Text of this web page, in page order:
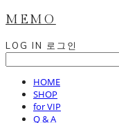
MEMO
LOG IN 로그인
HOME
SHOP
for VIP
Q & A